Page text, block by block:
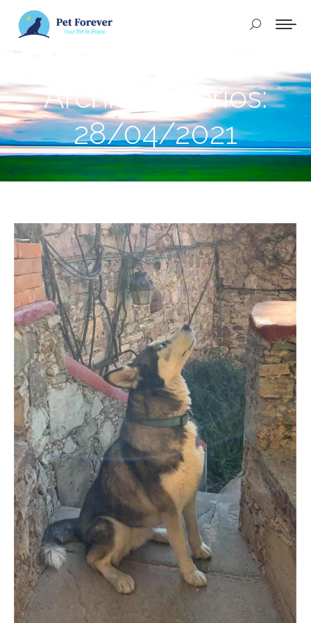
Buscar:
Archivos diarios:
28/04/2021